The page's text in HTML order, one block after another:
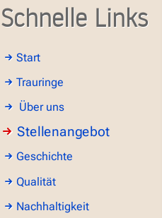
Schnelle Links
Start
Trauringe
Über uns
Stellenangebot
Geschichte
Qualität
Nachhaltigkeit